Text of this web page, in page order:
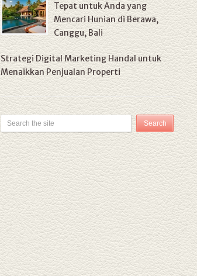
Tepat untuk Anda yang
Mencari Hunian di Berawa,
Canggu, Bali
Strategi Digital Marketing Handal untuk
Menaikkan Penjualan Properti